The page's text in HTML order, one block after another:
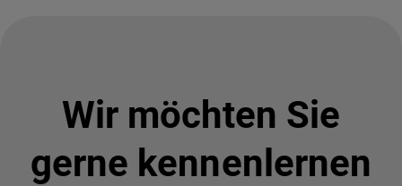
Wir möchten Sie
gerne kennenlernen